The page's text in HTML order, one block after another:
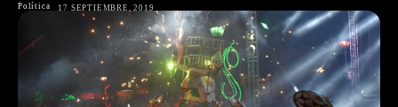
Política 17 SEPTIEMBRE, 2019